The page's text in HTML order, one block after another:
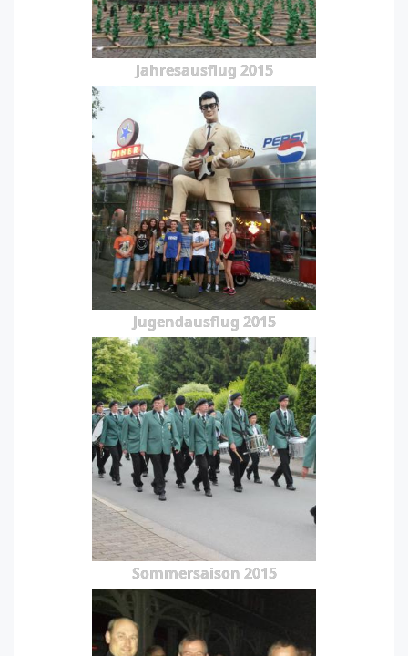
Jahresausflug 2015
Jugendausflug 2015
Sommersaison 2015